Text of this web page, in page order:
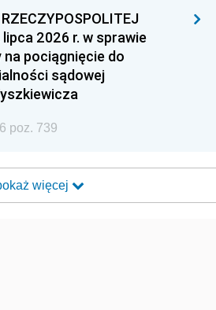
2026 r. w sprawie
pociągnięcie do
sądowej
poz. 739
więcej